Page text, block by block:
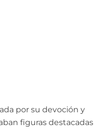
por su devoción y
figuras destacadas